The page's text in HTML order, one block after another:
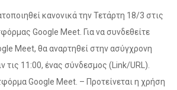
κανονικά την Τετάρτη 18/3 στις
Google Meet. Για να συνδεθείτε
Meet, θα αναρτηθεί στην ασύγχρονη
τις 11:00, ένας σύνδεσμος (Link/URL).
Google Meet. – Προτείνεται η χρήση